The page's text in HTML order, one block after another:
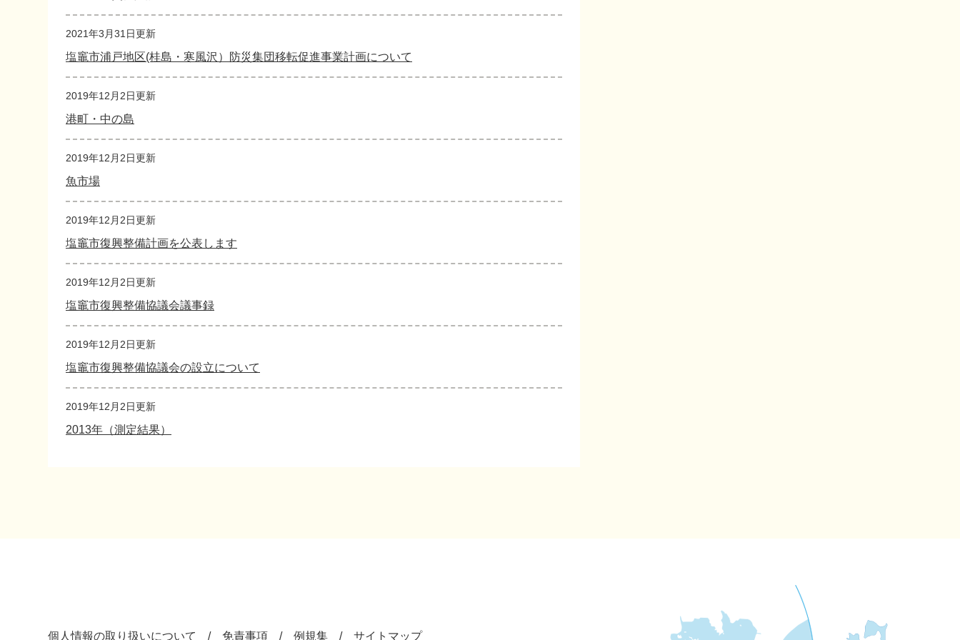
2021年3月31日更新
塩竈市浦戸地区(桂島・寒風沢）防災集団移転促進事業計画について
2019年12月2日更新
港町・中の島
2019年12月2日更新
魚市場
2019年12月2日更新
塩竈市復興整備計画を公表します
2019年12月2日更新
塩竈市復興整備協議会議事録
2019年12月2日更新
塩竈市復興整備協議会の設立について
2019年12月2日更新
2013年（測定結果）
個人情報の取り扱いについて 免責事項 例規集 サイトマップ